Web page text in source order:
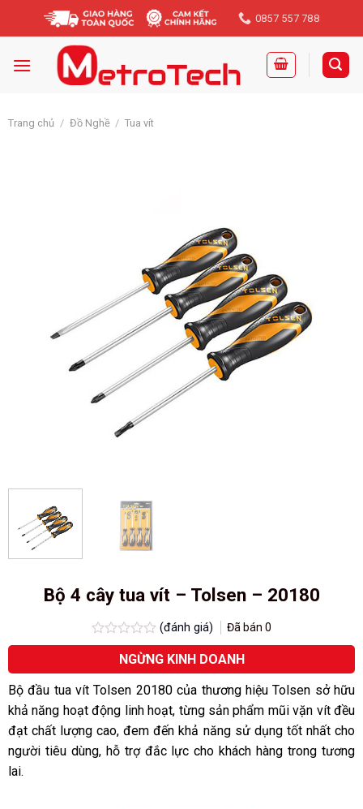
0857 557 788
Trang chủ / Đồ Nghề / Tua vít
Bộ 4 cây tua vít – Tolsen – 20180
Được
hạng
0.0
5
sao
(đánh giá) Đã bán0
NGỪNG KINH DOANH
Bộ đầu tua vít Tolsen 20180 của thương hiệu Tolsen sở hữu
khả năng hoạt động linh hoạt, từng sản phẩm mũi vặn vít đều
đạt chất lượng cao, đem đến khả năng sử dụng tốt nhất cho
người tiêu dùng, hỗ trợ đắc lực cho khách hàng trong tương
lai.